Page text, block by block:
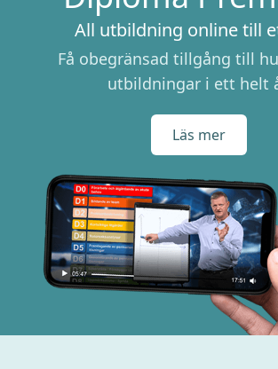
All utbildning online till
Få obegränsad tillgång till
utbildningar i ett helt
Läs mer